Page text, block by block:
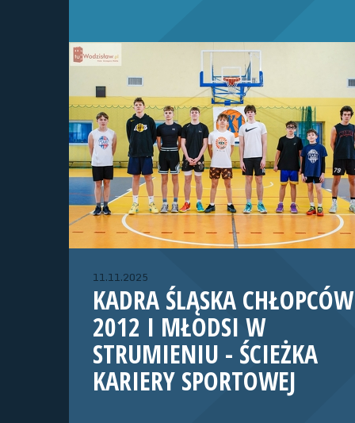
11.11.2025
KADRA ŚLĄSKA CHŁOPCÓW
2012 I MŁODSI W
STRUMIENIU - ŚCIEŻKA
KARIERY SPORTOWEJ